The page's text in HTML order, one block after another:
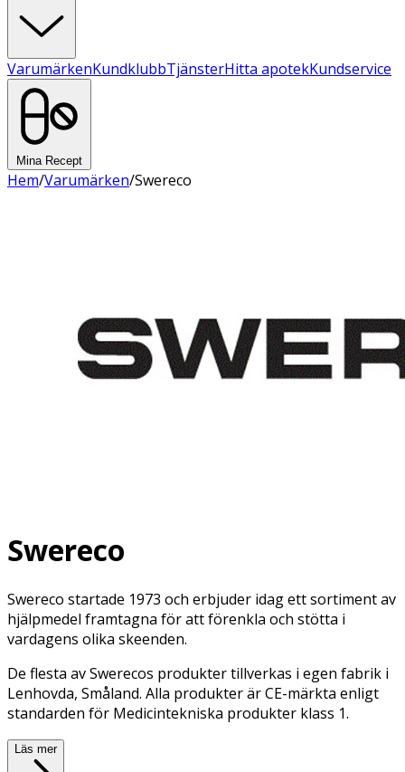
VarumärkenKundklubbTjänsterHitta apotekKundservice
Mina Recept
Hem/Varumärken/Swereco
Swereco
Swereco startade 1973 och erbjuder idag ett sortiment av
hjälpmedel framtagna för att förenkla och stötta i
vardagens olika skeenden.
De flesta av Swerecos produkter tillverkas i egen fabrik i
Lenhovda, Småland. Alla produkter är CE-märkta enligt
standarden för Medicintekniska produkter klass 1.
Läs mer